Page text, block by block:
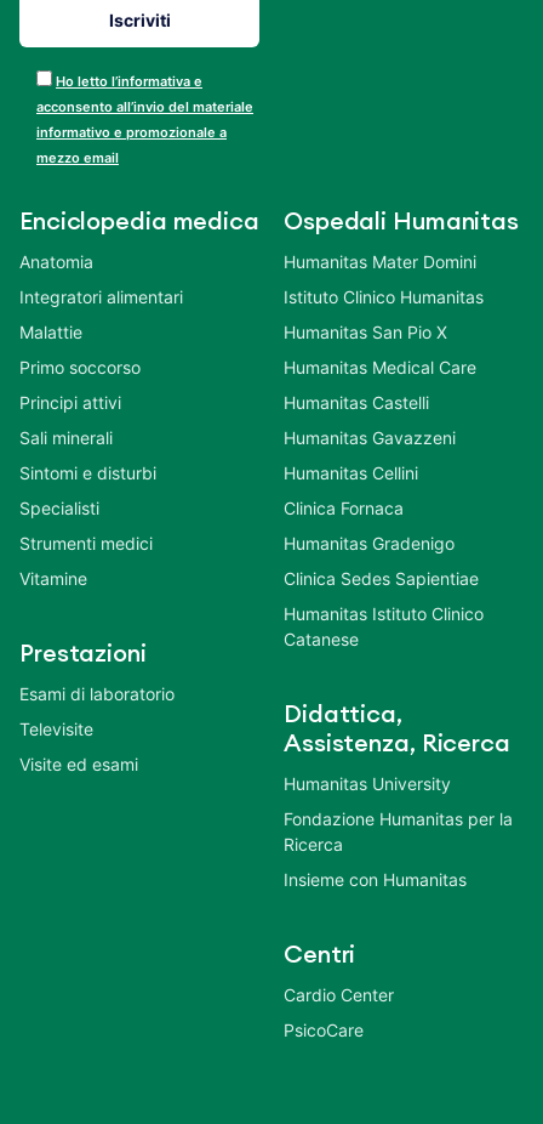
Ho letto l’informativa e
acconsento all’invio del materiale
informativo e promozionale a
mezzo email
Enciclopedia medica
Anatomia
Integratori alimentari
Malattie
Primo soccorso
Principi attivi
Sali minerali
Sintomi e disturbi
Specialisti
Strumenti medici
Vitamine
Prestazioni
Esami di laboratorio
Televisite
Visite ed esami
Ospedali Humanitas
Humanitas Mater Domini
Istituto Clinico Humanitas
Humanitas San Pio X
Humanitas Medical Care
Humanitas Castelli
Humanitas Gavazzeni
Humanitas Cellini
Clinica Fornaca
Humanitas Gradenigo
Clinica Sedes Sapientiae
Humanitas Istituto Clinico
Catanese
Didattica,
Assistenza, Ricerca
Humanitas University
Fondazione Humanitas per la
Ricerca
Insieme con Humanitas
Centri
Cardio Center
PsicoCare